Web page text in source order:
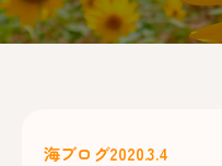
海ブログ2020.3.4